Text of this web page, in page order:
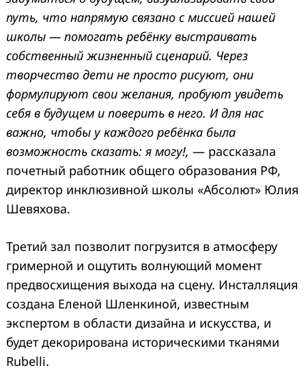
путь, что напрямую связано с миссией нашей
школы — помогать ребёнку выстраивать
собственный жизненный сценарий. Через
творчество дети не просто рисуют, они
формулируют свои желания, пробуют увидеть
себя в будущем и поверить в него. И для нас
важно, чтобы у каждого ребёнка была
возможность сказать: я могу!, — рассказала
почетный работник общего образования РФ,
директор инклюзивной школы «Абсолют» Юлия
Шевяхова.
Третий зал позволит погрузится в атмосферу
гримерной и ощутить волнующий момент
предвосхищения выхода на сцену. Инсталляция
создана Еленой Шленкиной, известным
экспертом в области дизайна и искусства, и
будет декорирована историческими тканями
Rubelli.